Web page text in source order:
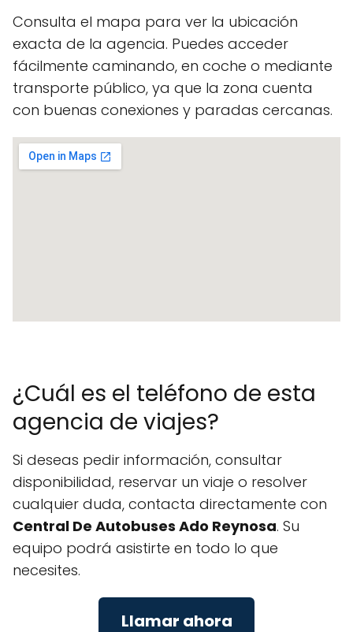
Consulta el mapa para ver la ubicación
exacta de la agencia. Puedes acceder
fácilmente caminando, en coche o mediante
transporte público, ya que la zona cuenta
con buenas conexiones y paradas cercanas.
¿Cuál es el teléfono de esta
agencia de viajes?
Si deseas pedir información, consultar
disponibilidad, reservar un viaje o resolver
cualquier duda, contacta directamente con
Central De Autobuses Ado Reynosa. Su
equipo podrá asistirte en todo lo que
necesites.
Llamar ahora